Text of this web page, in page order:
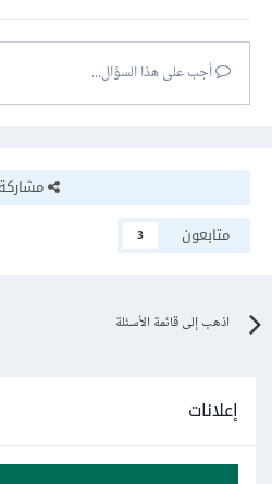
أجب على هذا السؤال...
مشاركة
متابعون
3
اذهب إلى قائمة الأسئلة
إعلانات